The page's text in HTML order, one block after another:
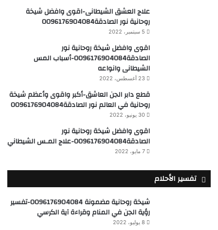
علاج العشق الشيطانى-اقوى وافضل شيخة
روحانية نور الصادقة0096176904084
5 سبتمبر، 2022
اقوى وافضل شيخة روحانية نور
الصادقة0096176904084-أسباب المس
الشيطانى وانواعه
23 أغسطس، 2022
قطع دابر الجن العاشق-أكبر واقوى وأعظم شيخة
روحانية في العالم نور الصادقة0096176904084
30 يونيو، 2022
اقوى وافضل شيخة روحانية نور
الصادقة0096176904084-علاج المـس الشيطاني
7 مايو، 2022
تفسير الأحلام
شيخة روحانية مضمونة 0096176904084-تفسير
رؤية الجن في المنام وقراءة آية الكرسي
8 يوليو، 2022